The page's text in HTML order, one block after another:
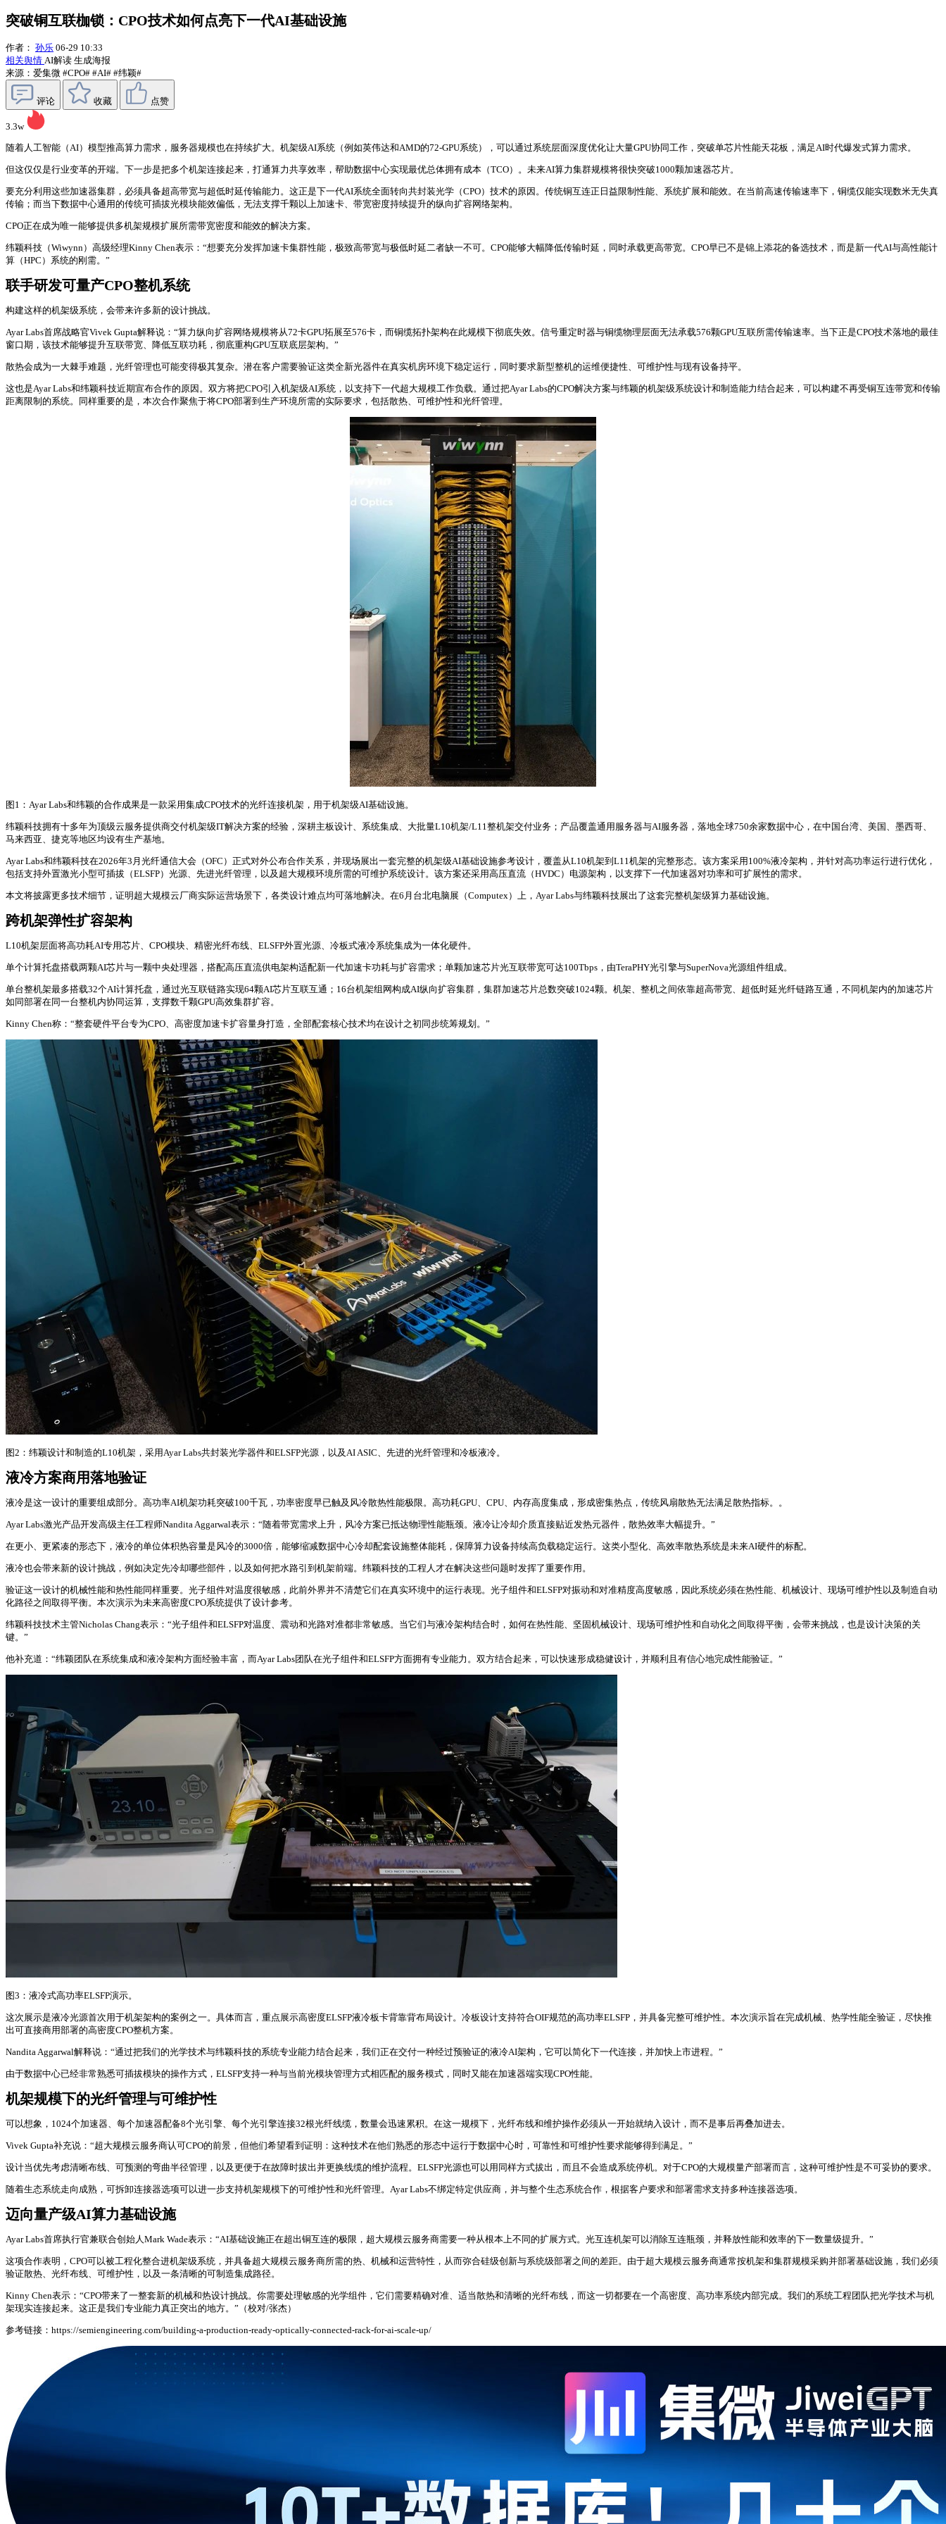
突破铜互联枷锁：CPO技术如何点亮下一代AI基础设施
作者： 孙乐 06-29 10:33
相关舆情 AI解读 生成海报
来源：爱集微 #CPO# #AI# #纬颖#
评论 收藏 点赞
3.3w
随着人工智能（AI）模型推高算力需求，服务器规模也在持续扩大。机架级AI系统（例如英伟达和AMD的72-GPU系统），可以通过系统层面深度优化让大量GPU协同工作，突破单芯片性能天花板，满足AI时代爆发式算力需求。
但这仅仅是行业变革的开端。下一步是把多个机架连接起来，打通算力共享效率，帮助数据中心实现最优总体拥有成本（TCO）。未来AI算力集群规模将很快突破1000颗加速器芯片。
要充分利用这些加速器集群，必须具备超高带宽与超低时延传输能力。这正是下一代AI系统全面转向共封装光学（CPO）技术的原因。传统铜互连正日益限制性能、系统扩展和能效。在当前高速传输速率下，铜缆仅能实现数米无失真
传输；而当下数据中心通用的传统可插拔光模块能效偏低，无法支撑千颗以上加速卡、带宽密度持续提升的纵向扩容网络架构。
CPO正在成为唯一能够提供多机架规模扩展所需带宽密度和能效的解决方案。
纬颖科技（Wiwynn）高级经理Kinny Chen表示：“想要充分发挥加速卡集群性能，极致高带宽与极低时延二者缺一不可。CPO能够大幅降低传输时延，同时承载更高带宽。CPO早已不是锦上添花的备选技术，而是新一代AI与高性能计
算（HPC）系统的刚需。”
联手研发可量产CPO整机系统
构建这样的机架级系统，会带来许多新的设计挑战。
Ayar Labs首席战略官Vivek Gupta解释说：“算力纵向扩容网络规模将从72卡GPU拓展至576卡，而铜缆拓扑架构在此规模下彻底失效。信号重定时器与铜缆物理层面无法承载576颗GPU互联所需传输速率。当下正是CPO技术落地的最佳
窗口期，该技术能够提升互联带宽、降低互联功耗，彻底重构GPU互联底层架构。”
散热会成为一大棘手难题，光纤管理也可能变得极其复杂。潜在客户需要验证这类全新光器件在真实机房环境下稳定运行，同时要求新型整机的运维便捷性、可维护性与现有设备持平。
这也是Ayar Labs和纬颖科技近期宣布合作的原因。双方将把CPO引入机架级AI系统，以支持下一代超大规模工作负载。通过把Ayar Labs的CPO解决方案与纬颖的机架级系统设计和制造能力结合起来，可以构建不再受铜互连带宽和传输
距离限制的系统。同样重要的是，本次合作聚焦于将CPO部署到生产环境所需的实际要求，包括散热、可维护性和光纤管理。
图1：Ayar Labs和纬颖的合作成果是一款采用集成CPO技术的光纤连接机架，用于机架级AI基础设施。
纬颖科技拥有十多年为顶级云服务提供商交付机架级IT解决方案的经验，深耕主板设计、系统集成、大批量L10机架/L11整机架交付业务；产品覆盖通用服务器与AI服务器，落地全球750余家数据中心，在中国台湾、美国、墨西哥、
马来西亚、捷克等地区均设有生产基地。
Ayar Labs和纬颖科技在2026年3月光纤通信大会（OFC）正式对外公布合作关系，并现场展出一套完整的机架级AI基础设施参考设计，覆盖从L10机架到L11机架的完整形态。该方案采用100%液冷架构，并针对高功率运行进行优化，
包括支持外置激光小型可插拔（ELSFP）光源、先进光纤管理，以及超大规模环境所需的可维护系统设计。该方案还采用高压直流（HVDC）电源架构，以支撑下一代加速器对功率和可扩展性的需求。
本文将披露更多技术细节，证明超大规模云厂商实际运营场景下，各类设计难点均可落地解决。在6月台北电脑展（Computex）上，Ayar Labs与纬颖科技展出了这套完整机架级算力基础设施。
跨机架弹性扩容架构
L10机架层面将高功耗AI专用芯片、CPO模块、精密光纤布线、ELSFP外置光源、冷板式液冷系统集成为一体化硬件。
单个计算托盘搭载两颗AI芯片与一颗中央处理器，搭配高压直流供电架构适配新一代加速卡功耗与扩容需求；单颗加速芯片光互联带宽可达100Tbps，由TeraPHY光引擎与SuperNova光源组件组成。
单台整机架最多搭载32个AI计算托盘，通过光互联链路实现64颗AI芯片互联互通；16台机架组网构成AI纵向扩容集群，集群加速芯片总数突破1024颗。机架、整机之间依靠超高带宽、超低时延光纤链路互通，不同机架内的加速芯片
如同部署在同一台整机内协同运算，支撑数千颗GPU高效集群扩容。
Kinny Chen称：“整套硬件平台专为CPO、高密度加速卡扩容量身打造，全部配套核心技术均在设计之初同步统筹规划。”
图2：纬颖设计和制造的L10机架，采用Ayar Labs共封装光学器件和ELSFP光源，以及AI ASIC、先进的光纤管理和冷板液冷。
液冷方案商用落地验证
液冷是这一设计的重要组成部分。高功率AI机架功耗突破100千瓦，功率密度早已触及风冷散热性能极限。高功耗GPU、CPU、内存高度集成，形成密集热点，传统风扇散热无法满足散热指标。。
Ayar Labs激光产品开发高级主任工程师Nandita Aggarwal表示：“随着带宽需求上升，风冷方案已抵达物理性能瓶颈。液冷让冷却介质直接贴近发热元器件，散热效率大幅提升。”
在更小、更紧凑的形态下，液冷的单位体积热容量是风冷的3000倍，能够缩减数据中心冷却配套设施整体能耗，保障算力设备持续高负载稳定运行。这类小型化、高效率散热系统是未来AI硬件的标配。
液冷也会带来新的设计挑战，例如决定先冷却哪些部件，以及如何把水路引到机架前端。纬颖科技的工程人才在解决这些问题时发挥了重要作用。
验证这一设计的机械性能和热性能同样重要。光子组件对温度很敏感，此前外界并不清楚它们在真实环境中的运行表现。光子组件和ELSFP对振动和对准精度高度敏感，因此系统必须在热性能、机械设计、现场可维护性以及制造自动
化路径之间取得平衡。本次演示为未来高密度CPO系统提供了设计参考。
纬颖科技技术主管Nicholas Chang表示：“光子组件和ELSFP对温度、震动和光路对准都非常敏感。当它们与液冷架构结合时，如何在热性能、坚固机械设计、现场可维护性和自动化之间取得平衡，会带来挑战，也是设计决策的关
键。”
他补充道：“纬颖团队在系统集成和液冷架构方面经验丰富，而Ayar Labs团队在光子组件和ELSFP方面拥有专业能力。双方结合起来，可以快速形成稳健设计，并顺利且有信心地完成性能验证。”
图3：液冷式高功率ELSFP演示。
这次展示是液冷光源首次用于机架架构的案例之一。具体而言，重点展示高密度ELSFP液冷板卡背靠背布局设计。冷板设计支持符合OIF规范的高功率ELSFP，并具备完整可维护性。本次演示旨在完成机械、热学性能全验证，尽快推
出可直接商用部署的高密度CPO整机方案。
Nandita Aggarwal解释说：“通过把我们的光学技术与纬颖科技的系统专业能力结合起来，我们正在交付一种经过预验证的液冷AI架构，它可以简化下一代连接，并加快上市进程。”
由于数据中心已经非常熟悉可插拔模块的操作方式，ELSFP支持一种与当前光模块管理方式相匹配的服务模式，同时又能在加速器端实现CPO性能。
机架规模下的光纤管理与可维护性
可以想象，1024个加速器、每个加速器配备8个光引擎、每个光引擎连接32根光纤线缆，数量会迅速累积。在这一规模下，光纤布线和维护操作必须从一开始就纳入设计，而不是事后再叠加进去。
Vivek Gupta补充说：“超大规模云服务商认可CPO的前景，但他们希望看到证明：这种技术在他们熟悉的形态中运行于数据中心时，可靠性和可维护性要求能够得到满足。”
设计当优先考虑清晰布线、可预测的弯曲半径管理，以及更便于在故障时拔出并更换线缆的维护流程。ELSFP光源也可以用同样方式拔出，而且不会造成系统停机。对于CPO的大规模量产部署而言，这种可维护性是不可妥协的要求。
随着生态系统走向成熟，可拆卸连接器选项可以进一步支持机架规模下的可维护性和光纤管理。Ayar Labs不绑定特定供应商，并与整个生态系统合作，根据客户要求和部署需求支持多种连接器选项。
迈向量产级AI算力基础设施
Ayar Labs首席执行官兼联合创始人Mark Wade表示：“AI基础设施正在超出铜互连的极限，超大规模云服务商需要一种从根本上不同的扩展方式。光互连机架可以消除互连瓶颈，并释放性能和效率的下一数量级提升。”
这项合作表明，CPO可以被工程化整合进机架级系统，并具备超大规模云服务商所需的热、机械和运营特性，从而弥合硅级创新与系统级部署之间的差距。由于超大规模云服务商通常按机架和集群规模采购并部署基础设施，我们必须
验证散热、光纤布线、可维护性，以及一条清晰的可制造集成路径。
Kinny Chen表示：“CPO带来了一整套新的机械和热设计挑战。你需要处理敏感的光学组件，它们需要精确对准、适当散热和清晰的光纤布线，而这一切都要在一个高密度、高功率系统内部完成。我们的系统工程团队把光学技术与机
架现实连接起来。这正是我们专业能力真正突出的地方。”（校对/张杰）
参考链接：https://semiengineering.com/building-a-production-ready-optically-connected-rack-for-ai-scale-up/